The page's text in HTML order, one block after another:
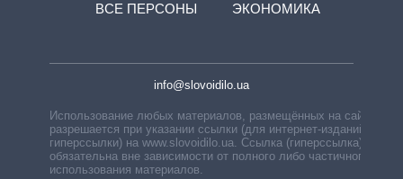
ВСЕ ПЕРСОНЫ
ЭКОНОМИКА
info@slovoidilo.ua
Использование любых материалов, размещённых на сайте,
разрешается при указании ссылки (для интернет-изданий —
гиперссылки) на www.slovoidilo.ua. Ссылка (гиперссылка)
обязательна вне зависимости от полного либо частичного
использования материалов.